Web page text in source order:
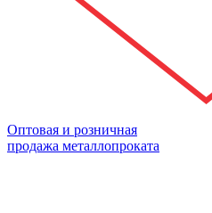
Оптовая и розничная
продажа металлопроката